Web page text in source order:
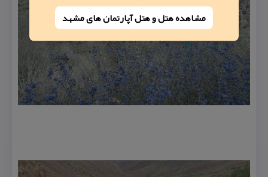
مشاهده هتل و هتل‌ آپارتمان های مشهد